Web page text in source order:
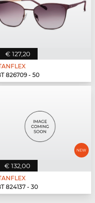
€ 127,20
826709 - 50
€ 132,00
824137 - 30